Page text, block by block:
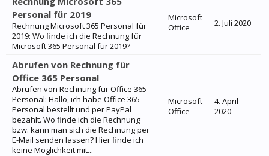
Personal für 2019
Rechnung Microsoft 365 Personal für
2019: Wo finde ich die Rechnung für
Microsoft 365 Personal für 2019?
Microsoft
Office
2. Juli 2020
Abrufen von Rechnung für
Office 365 Personal
Abrufen von Rechnung für Office 365
Personal: Hallo, ich habe Office 365
Personal bestellt und per PayPal
bezahlt. Wo finde ich die Rechnung
bzw. kann man sich die Rechnung per
E-Mail senden lassen? Hier finde ich
keine Möglichkeit mit...
Microsoft
Office
4. April
2020